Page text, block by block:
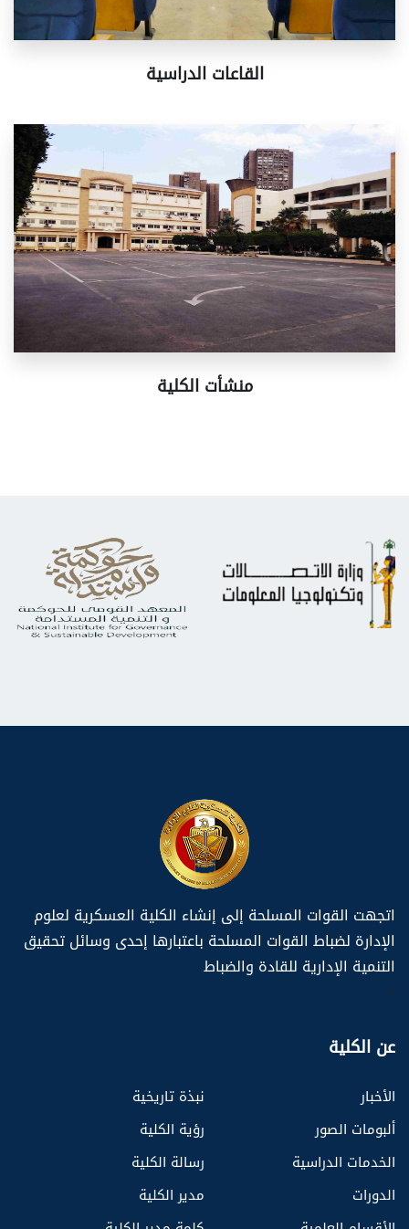
القاعات الدراسية
منشأت الكلية
اتجهت القوات المسلحة إلى إنشاء الكلية العسكرية لعلوم
الإدارة لضباط القوات المسلحة باعتبارها إحدى وسائل تحقيق
التنمية الإدارية للقادة والضباط
>
عن الكلية
نبذة تاريخية
رؤية الكلية
رسالة الكلية
مدير الكلية
الأخبار
ألبومات الصور
الخدمات الدراسية
الدورات